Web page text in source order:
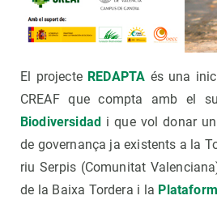
El projecte REDAPTA és una
CREAF que compta amb el
Biodiversidad i que vol donar
de governança ja existents a la
riu Serpis (Comunitat
de la Baixa Tordera i la